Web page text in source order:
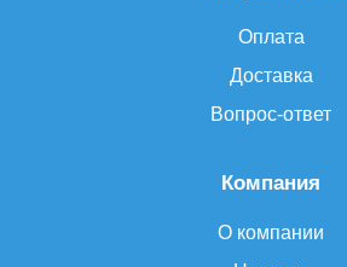
Компания
О компании
Оплата
Доставка
Вопрос-ответ